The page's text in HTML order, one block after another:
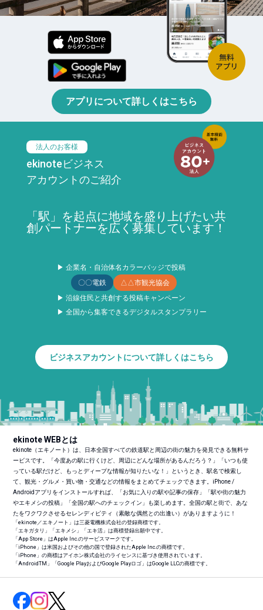
アプリについて詳しくはこちら
法人のお客様
ekinoteビジネス
アカウントのご紹介
「駅」を起点に地域を盛り上げたい共
創パートナーを広く募集しています！
▶ 企業名・自治体名カラーバッジで投稿
〇〇電鉄
△△市観光協会
▶ 沿線住民と共創する投稿キャンペーン
▶ 全国から集客できるデジタルスタンプラリー
ビジネスアカウントについて詳しくはこちら
ekinote WEBとは
ekinote（エキノート）は、日本全国すべての鉄道駅と周辺の街の魅力を発見できる無料サ
ービスです。「今度あの駅に行くけど、周辺にどんな場所があるんだろう？」「いつも使
っている駅だけど、もっとディープな情報が知りたいな！」というとき、駅名で検索し
て、観光・グルメ・買い物・交通などの情報をまとめてチェックできます。iPhone /
Androidアプリをインストールすれば、「お気に入りの駅や記事の保存」「駅や街の魅力
やエキメシの投稿」「全国の駅へのチェックイン」も楽しめます。全国の駅と街で、あな
たをワクワクさせるセレンディピティ（素敵な偶然との出逢い）がありますように！
「ekinote／エキノート」は三菱電機株式会社の登録商標です。
「エキガタリ」「エキメシ」「エキ活」は商標登録出願中です。
「App Store」はApple Inc.のサービスマークです。
「iPhone」は米国およびその他の国で登録されたApple Inc.の商標です。
「iPhone」の商標はアイホン株式会社のライセンスに基づき使用されています。
「AndroidTM 」「Google PlayおよびGoogle Playロゴ」はGoogle LLCの商標です。